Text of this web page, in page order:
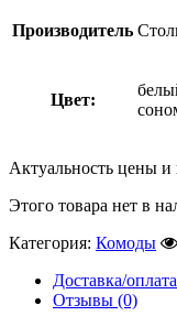
Производитель
Цвет:
Актуальность цены и
Этого товара нет в
Категория: Комоды
Доставка/оплата
Отзывы (0)